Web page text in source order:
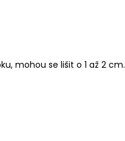
mohou se lišit o 1 až 2 cm.